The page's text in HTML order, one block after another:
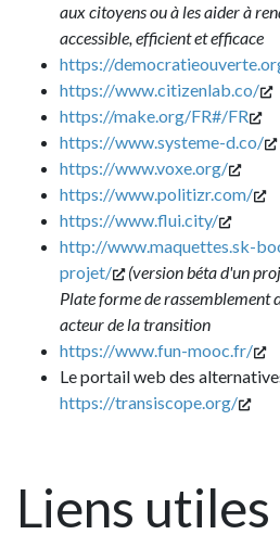
aux citoyens ou à les aider à
accessible, efficient et efficace
https://
https://www.citizenlab.co/
https://make.org/FR#/FR
https://www.systeme-d.co/
https://www.voxe.org/
https://www.politizr.com/
https://www.flui.city/
http://www.maquettes.sk-
projet/
(version béta d'un
Plate forme de
acteur de la transition
https://www.fun-mooc.fr/
Le portail web des
https://transiscope.org/
Liens utiles